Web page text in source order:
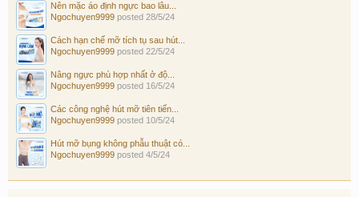
Nên mặc áo định ngực bao lâu...
Ngochuyen9999 posted 28/5/24
Cách hạn chế mỡ tích tụ sau hút...
Ngochuyen9999 posted 22/5/24
Nâng ngực phù hợp nhất ở độ...
Ngochuyen9999 posted 16/5/24
Các công nghệ hút mỡ tiên tiến...
Ngochuyen9999 posted 10/5/24
Hút mỡ bụng không phẫu thuật có...
Ngochuyen9999 posted 4/5/24